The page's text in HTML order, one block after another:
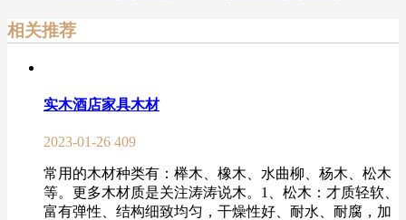
相关推荐
实木酒店家具木材
2023-01-26 409
常用的木材种类有：榉木、橡木、水曲柳、杨木、松木
等。更多木材质是关注涛涛说木。1、松木：才质轻软、
富有弹性、结构细致均匀，干燥性好、耐水、耐腐，加